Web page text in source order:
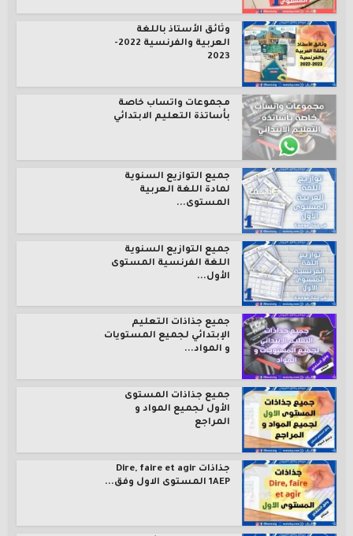
وثائق الأستاذ باللغة
العربية والفرنسية 2022-
2023
مجموعات واتساب خاصة
بأساتذة التعليم الابتدائي
جميع التوازيع السنوية
لمادة اللغة العربية
المستوى...
جميع التوازيع السنوية
اللغة الفرنسية المستوى
الأول...
جميع جذاذات التعليم
الإبتدائي لجميع المستويات
و المواد...
جميع جذاذات المستوى
الأول لجميع المواد و
المراجع
جذاذات Dire, faire et agir
1AEP المستوى الاول وفق...